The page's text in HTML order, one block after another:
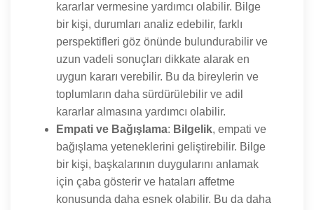
kararlar vermesine yardımcı olabilir. Bilge
bir kişi, durumları analiz edebilir, farklı
perspektifleri göz önünde bulundurabilir ve
uzun vadeli sonuçları dikkate alarak en
uygun kararı verebilir. Bu da bireylerin ve
toplumların daha sürdürülebilir ve adil
kararlar almasına yardımcı olabilir.
Empati ve Bağışlama: Bilgelik, empati ve
bağışlama yeteneklerini geliştirebilir. Bilge
bir kişi, başkalarının duygularını anlamak
için çaba gösterir ve hataları affetme
konusunda daha esnek olabilir. Bu da daha